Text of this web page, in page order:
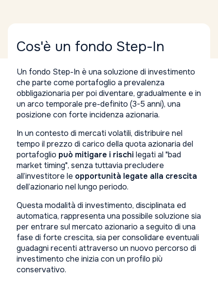
Cos'è un fondo Step-In
Un fondo Step-In è una soluzione di investimento
che parte come portafoglio a prevalenza
obbligazionaria per poi diventare, gradualmente e in
un arco temporale pre-definito (3-5 anni), una
posizione con forte incidenza azionaria.
In un contesto di mercati volatili, distribuire nel
tempo il prezzo di carico della quota azionaria del
portafoglio può mitigare i rischi legati al "bad
market timing", senza tuttavia precludere
all’investitore le opportunità legate alla crescita
dell’azionario nel lungo periodo.
Questa modalità di investimento, disciplinata ed
automatica, rappresenta una possibile soluzione sia
per entrare sul mercato azionario a seguito di una
fase di forte crescita, sia per consolidare eventuali
guadagni recenti attraverso un nuovo percorso di
investimento che inizia con un profilo più
conservativo.